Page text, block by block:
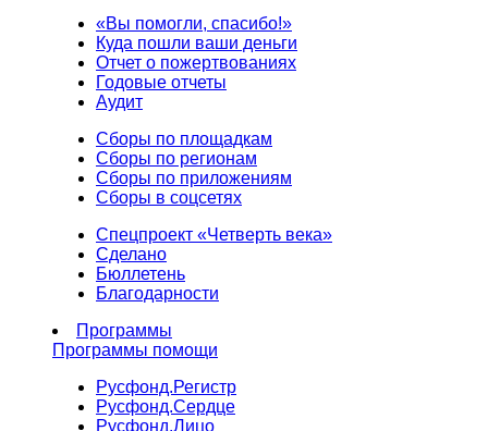
«Вы помогли, спасибо!»
Куда пошли ваши деньги
Отчет о пожертвованиях
Годовые отчеты
Аудит
Сборы по площадкам
Сборы по регионам
Сборы по приложениям
Сборы в соцсетях
Спецпроект «Четверть века»
Сделано
Бюллетень
Благодарности
Программы
Программы помощи
Русфонд.Регистр
Русфонд.Сердце
Русфонд.Лицо